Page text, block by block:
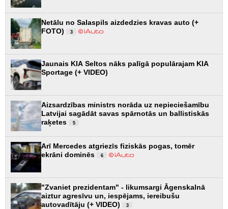
Netālu no Salaspils aizdedzies kravas auto (+
FOTO)
3
Jaunais KIA Seltos nāks palīgā populārajam KIA
Sportage (+ VIDEO)
Aizsardzības ministrs norāda uz nepieciešamību
Latvijai sagādāt savas spārnotās un ballistiskās
raķetes
5
Arī Mercedes atgriezīs fiziskās pogas, tomēr
ekrāni dominēs
6
"Zvaniet prezidentam" - likumsargi Āgenskalnā
aiztur agresīvu un, iespējams, iereibušu
autovadītāju (+ VIDEO)
3